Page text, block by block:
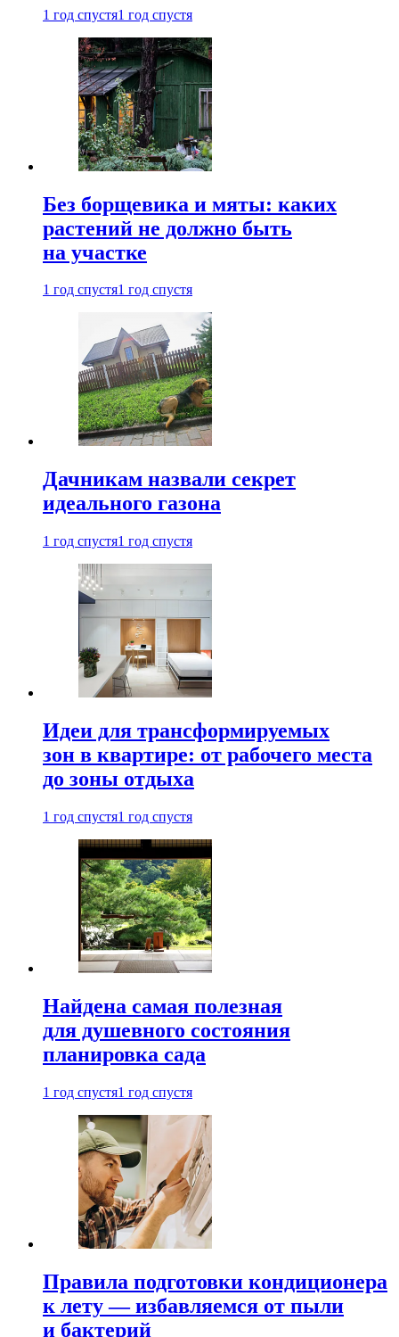
1 год спустя1 год спустя
Без борщевика и мяты: каких
растений не должно быть
на участке
1 год спустя1 год спустя
Дачникам назвали секрет
идеального газона
1 год спустя1 год спустя
Идеи для трансформируемых
зон в квартире: от рабочего места
до зоны отдыха
1 год спустя1 год спустя
Найдена самая полезная
для душевного состояния
планировка сада
1 год спустя1 год спустя
Правила подготовки кондиционера
к лету — избавляемся от пыли
и бактерий